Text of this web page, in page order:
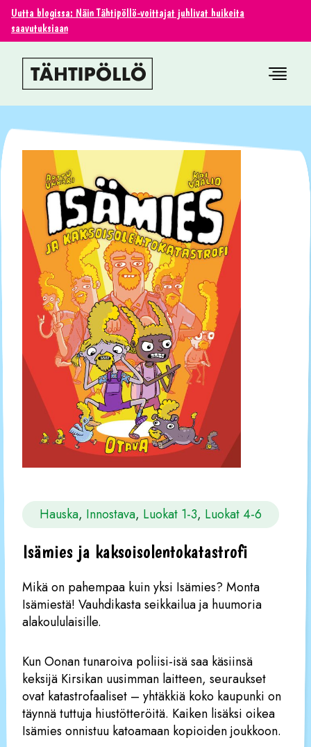
Uutta blogissa: Näin Tähtipöllö-voittajat juhlivat huikeita
saavutuksiaan
Hauska, Innostava, Luokat 1-3, Luokat 4-6
Isämies ja kaksoisolentokatastrofi
Mikä on pahempaa kuin yksi Isämies? Monta
Isämiestä! Vauhdikasta seikkailua ja huumoria
alakoululaisille.
Kun Oonan tunaroiva poliisi-isä saa käsiinsä
keksijä Kirsikan uusimman laitteen, seuraukset
ovat katastrofaaliset – yhtäkkiä koko kaupunki on
täynnä tuttuja hiustötteröitä. Kaiken lisäksi oikea
Isämies onnistuu katoamaan kopioiden joukkoon.